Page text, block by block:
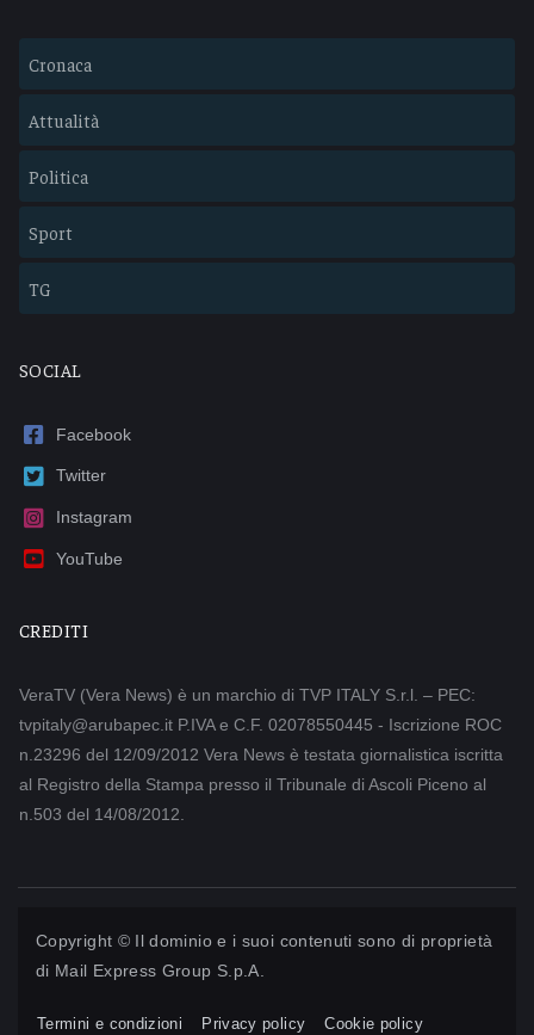
Cronaca
Attualità
Politica
Sport
TG
SOCIAL
Facebook
Twitter
Instagram
YouTube
CREDITI
VeraTV (Vera News) è un marchio di TVP ITALY S.r.l. – PEC:
tvpitaly@arubapec.it P.IVA e C.F. 02078550445 - Iscrizione ROC
n.23296 del 12/09/2012 Vera News è testata giornalistica iscritta
al Registro della Stampa presso il Tribunale di Ascoli Piceno al
n.503 del 14/08/2012.
Copyright © Il dominio e i suoi contenuti sono di proprietà
di Mail Express Group S.p.A.
Termini e condizioni Privacy policy Cookie policy